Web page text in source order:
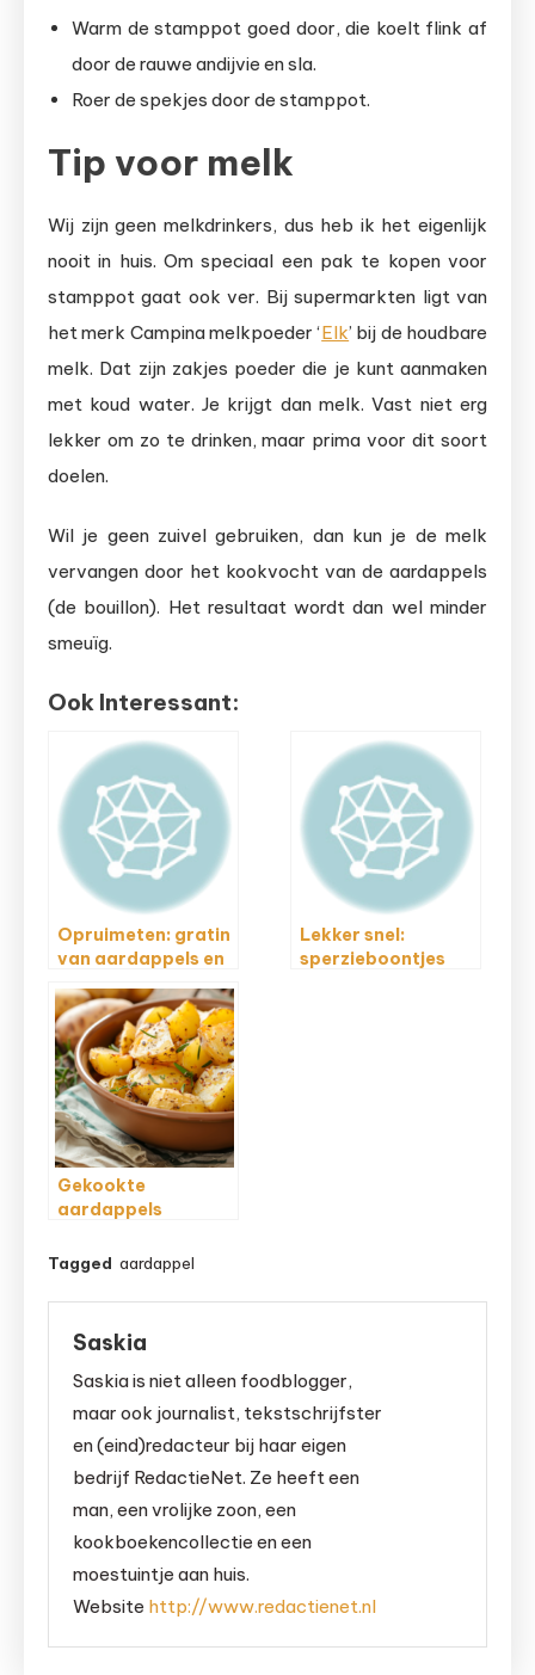
Warm de stamppot goed door, die koelt flink af
door de rauwe andijvie en sla.
Roer de spekjes door de stamppot.
Tip voor melk
Wij zijn geen melkdrinkers, dus heb ik het eigenlijk
nooit in huis. Om speciaal een pak te kopen voor
stamppot gaat ook ver. Bij supermarkten ligt van
het merk Campina melkpoeder ‘Elk’ bij de houdbare
melk. Dat zijn zakjes poeder die je kunt aanmaken
met koud water. Je krijgt dan melk. Vast niet erg
lekker om zo te drinken, maar prima voor dit soort
doelen.
Wil je geen zuivel gebruiken, dan kun je de melk
vervangen door het kookvocht van de aardappels
(de bouillon). Het resultaat wordt dan wel minder
smeuïg.
Ook Interessant:
Opruimeten: gratin
van aardappels en
kerrie en kokosmelk
Lekker snel:
sperzieboontjes
Gekookte
aardappels
Airfryer
Tagged aardappel
Saskia
Saskia is niet alleen foodblogger,
maar ook journalist, tekstschrijfster
en (eind)redacteur bij haar eigen
bedrijf RedactieNet. Ze heeft een
man, een vrolijke zoon, een
kookboekencollectie en een
moestuintje aan huis.
Website http://www.redactienet.nl